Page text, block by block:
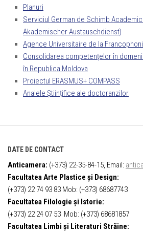
Planuri
Serviciul German de Schimb
Akademischer Austauschdienst)
Agence Universitaire de la
Consolidarea competențelor în
în Republica Moldova
Proiectul ERASMUS+ COMPASS
Analele Științifice ale doctoranzilor
DATE DE CONTACT
Anticamera: (+373) 22-35-84-15, Email:
Facultatea Arte Plastice și Design:
(+373) 22 74 93 83 Mob: (+373) 68687743
Facultatea Filologie și Istorie:
(+373) 22 24 07 53 Mob: (+373) 68681857
Facultatea Limbi și Literaturi Străine: